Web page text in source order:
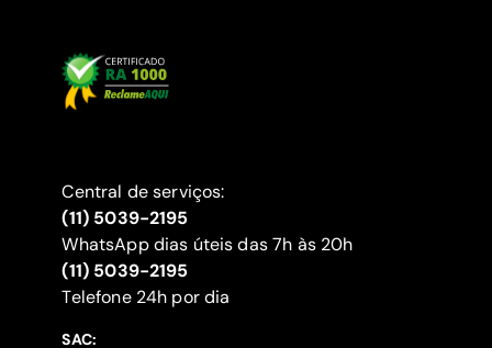
Central de serviços:
(11) 5039-2195
WhatsApp dias úteis das 7h às 20h
(11) 5039-2195
‍Telefone 24h por dia
SAC: